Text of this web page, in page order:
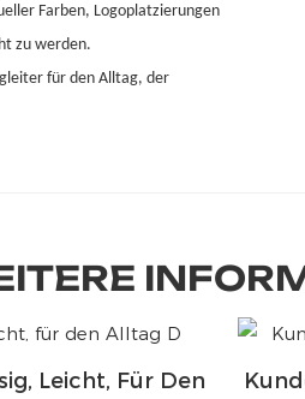
Farben, Logoplatzierungen
zu werden.
für den Alltag, der
Leicht, Für Den